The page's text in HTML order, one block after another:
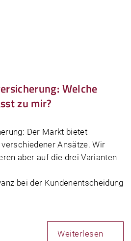
Welche
zu mir?
Der Markt bietet
Ansätze. Wir
aber auf die drei Varianten
bei der Kundenentscheidung
Weiterlesen